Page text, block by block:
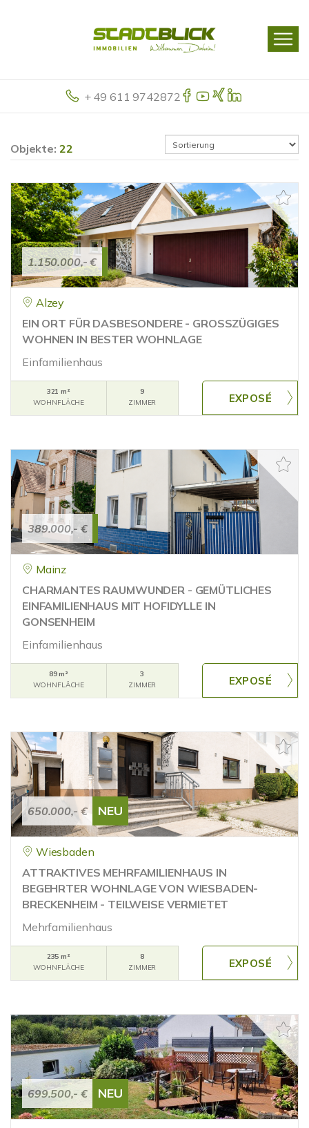
+ 49 611 9742872
Objekte: 22
1.150.000,- €
Alzey
EIN ORT FÜR DASBESONDERE - GROSSZÜGIGES
WOHNEN IN BESTER WOHNLAGE
Einfamilienhaus
321 m²
WOHNFLÄCHE
9
ZIMMER
389.000,- €
Mainz
CHARMANTES RAUMWUNDER - GEMÜTLICHES
EINFAMILIENHAUS MIT HOFIDYLLE IN
GONSENHEIM
Einfamilienhaus
89 m²
WOHNFLÄCHE
3
ZIMMER
650.000,- € NEU
Wiesbaden
ATTRAKTIVES MEHRFAMILIENHAUS IN
BEGEHRTER WOHNLAGE VON WIESBADEN-
BRECKENHEIM - TEILWEISE VERMIETET
Mehrfamilienhaus
235 m²
WOHNFLÄCHE
8
ZIMMER
699.500,- € NEU